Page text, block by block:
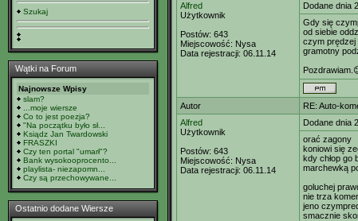
Szukaj
Wątki na Forum
Najnowsze Wpisy
slam?
...moje wiersze
Co to jest poezja?
"Na początku było sł...
Ksiądz Jan Twardowski
FRASZKI
Czy ten portal "umarł"?
Bank wysokooprocento...
playlista- niezapomn...
Czy są przechowywane...
Ostatnio dodane Wiersze
Alfred
Użytkownik
Postów: 643
Miejscowość: Nysa
Data rejestracji: 06.11.14
Dodane dnia
Gdy się
od siebie
czym prędzej
gramotny
Autor
RE: Auto-
Alfred
Użytkownik
Postów: 643
Miejscowość: Nysa
Data rejestracji: 06.11.14
Dodane dnia
orać zagony
koniowi się
kdy chłop go
marchewką
goluchej
nie trza
jeno
smacznie